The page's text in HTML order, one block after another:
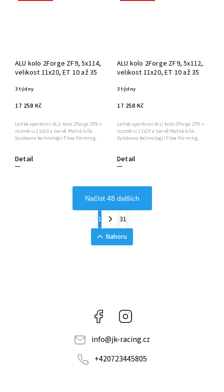
ALU kolo 2Forge ZF9, 5x114,
velikost 11x20, ET 10 až 35
3 týdny
17 258 Kč
Detail
Lehké sportovní ALU kolo 2Forge ZF9 v
rozměru 11x20 a barvě Matná bílá.
Vyrobeno technologií Flow Forming.
ALU kolo 2Forge ZF9, 5x112,
velikost 11x20, ET 10 až 35
3 týdny
17 258 Kč
Detail
Lehké sportovní ALU kolo 2Forge ZF9 v
rozměru 11x20 a barvě Matná bílá.
Vyrobeno technologií Flow Forming.
Načíst 48 dalších
1
31
Nahoru
Facebook
info@jk-racing.cz
+420723445805